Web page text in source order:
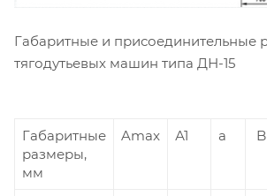
Габаритные и присоединительные
тягодутьевых машин типа ДН-15
Габаритные
размеры,
мм
Amax А1 а B